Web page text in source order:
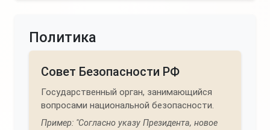
Политика
Совет Безопасности РФ
Государственный орган, занимающийся
вопросами национальной безопасности.
Пример: "Согласно указу Президента, новое